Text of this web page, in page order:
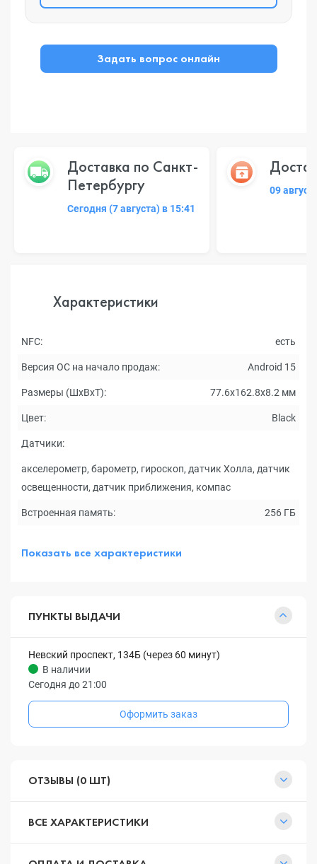
Задать вопрос онлайн
Доставка по Санкт-
Петербургу
Сегодня (7 августа) в 15:41
09
Характеристики
NFC: есть
Версия ОС на начало продаж: Android 15
Размеры (ШxВxТ): 77.6x162.8x8.2 мм
Цвет: Black
Датчики:
акселерометр, барометр, гироскоп, датчик Холла, датчик
освещенности, датчик приближения, компас
Встроенная память: 256 ГБ
Показать все характеристики
ПУНКТЫ ВЫДАЧИ
Невский проспект, 134Б (через 60 минут)
В наличии
Сегодня до 21:00
Оформить заказ
ОТЗЫВЫ (0 ШТ)
ВСЕ ХАРАКТЕРИСТИКИ